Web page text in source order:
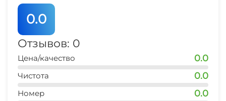
0.0
Отзывов: 0
Цена/качество 0.0
Чистота 0.0
Номер 0.0